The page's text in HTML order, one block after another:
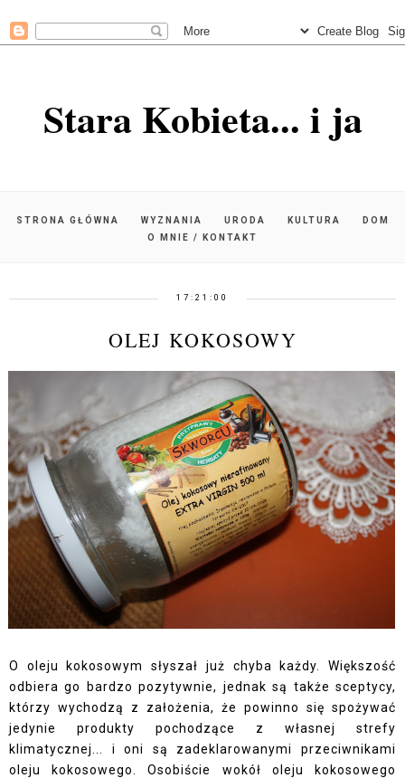
Stara Kobieta... i ja
STRONA GŁÓWNA WYZNANIA URODA KULTURA
DOM
O MNIE / KONTAKT
17:21:00
OLEJ KOKOSOWY
O oleju kokosowym słyszał już chyba każdy. Większość
odbiera go bardzo pozytywnie, jednak są także sceptycy,
którzy wychodzą z założenia, że powinno się spożywać
jedynie produkty pochodzące z własnej strefy
klimatycznej... i oni są zadeklarowanymi przeciwnikami
oleju kokosowego. Osobiście wokół oleju kokosowego